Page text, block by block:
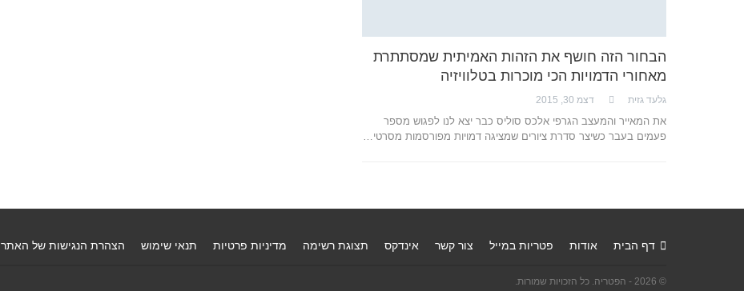
הבחור הזה חושף את הזהות האמיתית שמסתתרת
מאחורי הדמויות הכי מוכרות בטלוויזיה
גלעד גזית דצמ 30, 2015
את המאייר והמעצב הגרפי אלכס סוליס כבר יצא לנו לפגוש מספר
פעמים בעבר כשיצר סדרת ציורים שמציגה דמויות מפורסמות מסרטי…
דף הבית אודות פטריות במייל צור קשר אינדקס תצוגת רשימה מדיניות פרטיות תנאי שימוש הצהרת הנגישות של האתר
© 2026 - הפטריה. כל הזכויות שמורות.